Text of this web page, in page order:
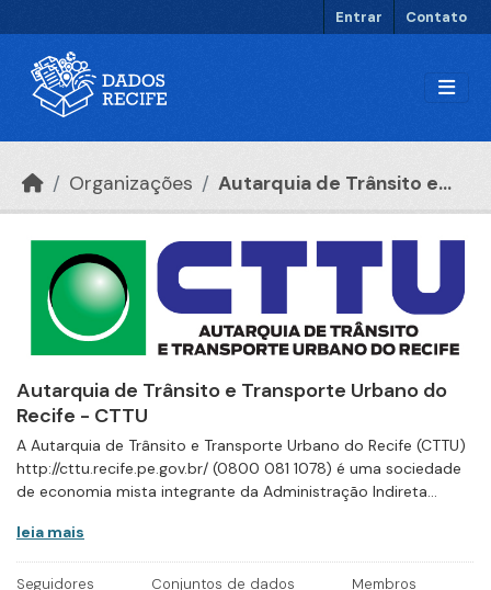
Entrar Contato
Organizações Autarquia de Trânsito e...
Autarquia de Trânsito e Transporte Urbano do
Recife - CTTU
A Autarquia de Trânsito e Transporte Urbano do Recife (CTTU)
http://cttu.recife.pe.gov.br/ (0800 081 1078) é uma sociedade
de economia mista integrante da Administração Indireta...
leia mais
Seguidores Conjuntos de dados Membros